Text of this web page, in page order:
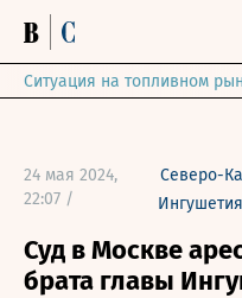
Ситуация на топливном
24 мая 2024,
22:07 /
Северо-
Ингушетия
Суд в Москве
брата главы